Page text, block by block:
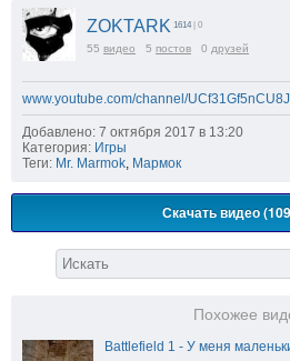
ZOKTARK 1614 | 0
55 видео 5 постов 0 друзей
www.youtube.com/channel/
Добавлено: 7 октября 2017 в 13:20
Категория: Игры
Теги: Mr. Marmok, Мармок
Скачать видео
Похожее
Battlefield 1 - У меня